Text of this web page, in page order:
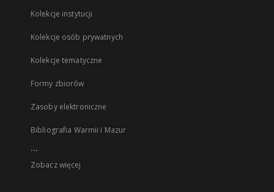
Kolekcje instytucji
Kolekcje osób prywatnych
Kolekcje tematyczne
Formy zbiorów
Zasoby elektroniczne
Bibliografia Warmii i Mazur
...
Zobacz więcej